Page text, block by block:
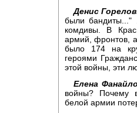
Денис
были
комдивы. В
армий, фронтов,
было 174 на
героями
этой войны, эти
Елена
войны? Почему
белой армии